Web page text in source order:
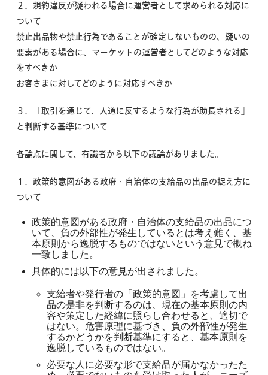
２．規約違反が疑われる場合に運営者として求められる対応に
ついて
禁止出品物や禁止行為であることが確定しないものの、疑いの
要素がある場合に、マーケットの運営者としてどのような対応
をすべきか
お客さまに対してどのように対応すべきか
３．「取引を通じて、人道に反するような行為が助長される」
と判断する基準について
各論点に関して、有識者から以下の議論がありました。
１． 政策的意図がある政府・自治体の支給品の出品の捉え方に
ついて
政策的意図がある政府・自治体の支給品の出品につ
いて、負の外部性が発生しているとは考え難く、基
本原則から逸脱するものではないという意見で概ね
一致しました。
具体的には以下の意見が出されました。
支給者や発行者の「政策的意図」を考慮して出
品の是非を判断するのは、現在の基本原則の内
容や策定した経緯に照らし合わせると、適切で
はない。危害原理に基づき、負の外部性が発生
するかどうかを判断基準にすると、基本原則を
逸脱しているものではない。
必要な人に必要な形で支給品が届かなかったた